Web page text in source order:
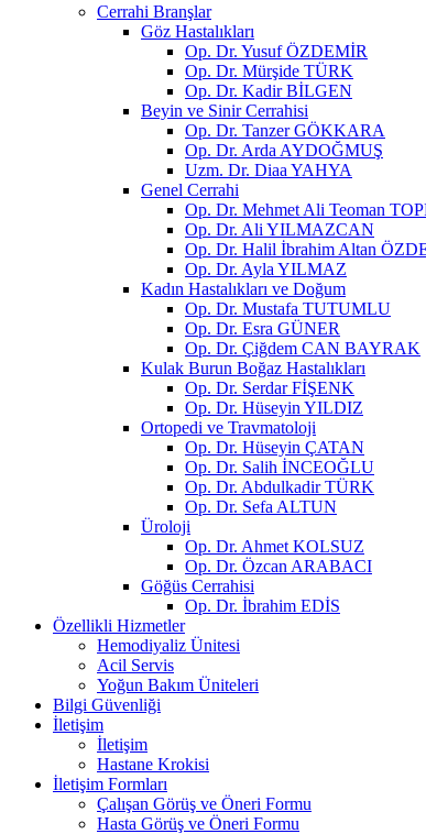
Cerrahi Branşlar
Göz Hastalıkları
Op. Dr. Yusuf ÖZDEMİR
Op. Dr. Mürşide TÜRK
Op. Dr. Kadir BİLGEN
Beyin ve Sinir Cerrahisi
Op. Dr. Tanzer GÖKKARA
Op. Dr. Arda AYDOĞMUŞ
Uzm. Dr. Diaa YAHYA
Genel Cerrahi
Op. Dr. Mehmet Ali Teoman
Op. Dr. Ali YILMAZCAN
Op. Dr. Halil İbrahim Altan
Op. Dr. Ayla YILMAZ
Kadın Hastalıkları ve Doğum
Op. Dr. Mustafa TUTUMLU
Op. Dr. Esra GÜNER
Op. Dr. Çiğdem CAN BAYRAK
Kulak Burun Boğaz Hastalıkları
Op. Dr. Serdar FİŞENK
Op. Dr. Hüseyin YILDIZ
Ortopedi ve Travmatoloji
Op. Dr. Hüseyin ÇATAN
Op. Dr. Salih İNCEOĞLU
Op. Dr. Abdulkadir TÜRK
Op. Dr. Sefa ALTUN
Üroloji
Op. Dr. Ahmet KOLSUZ
Op. Dr. Özcan ARABACI
Göğüs Cerrahisi
Op. Dr. İbrahim EDİS
Özellikli Hizmetler
Hemodiyaliz Ünitesi
Acil Servis
Yoğun Bakım Üniteleri
Bilgi Güvenliği
İletişim
İletişim
Hastane Krokisi
İletişim Formları
Çalışan Görüş ve Öneri Formu
Hasta Görüş ve Öneri Formu